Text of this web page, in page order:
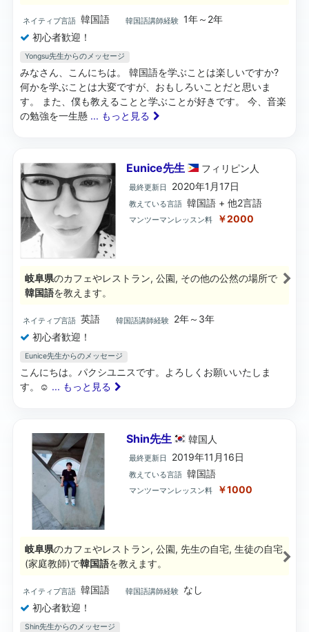
ネイティブ言語 韓国語 韓国語講師経験 1年～2年
初心者歓迎！
Yongsu先生からのメッセージ
みなさん、こんにちは。 韓国語を学ぶことは楽しいですか?
何かを学ぶことは大変ですが、おもしろいことだと思いま
す。 また、僕も教えることと学ぶことが好きです。 今、音楽
の勉強を一生懸 ... もっと見る
Eunice先生 フィリピン 人
最終更新日 2020年1月17日
教えている言語 韓国語 + 他2言語
マンツーマンレッスン料 ￥2000
岐阜県のカフェやレストラン, 公園, その他の公然の場所で
韓国語を教えます。
ネイティブ言語 英語 韓国語講師経験
2年～3年
初心者歓迎！
Eunice先生からのメッセージ
こんにちは。パクシユニスです。よろしくお願いいたしま
す。☺️ ... もっと見る
Shin先生 韓国 人
最終更新日 2019年11月16日
教えている言語 韓国語
マンツーマンレッスン料 ￥1000
岐阜県のカフェやレストラン, 公園, 先生の自宅, 生徒の自宅
(家庭教師)で韓国語を教えます。
ネイティブ言語 韓国語 韓国語講師経験
なし
初心者歓迎！
Shin先生からのメッセージ